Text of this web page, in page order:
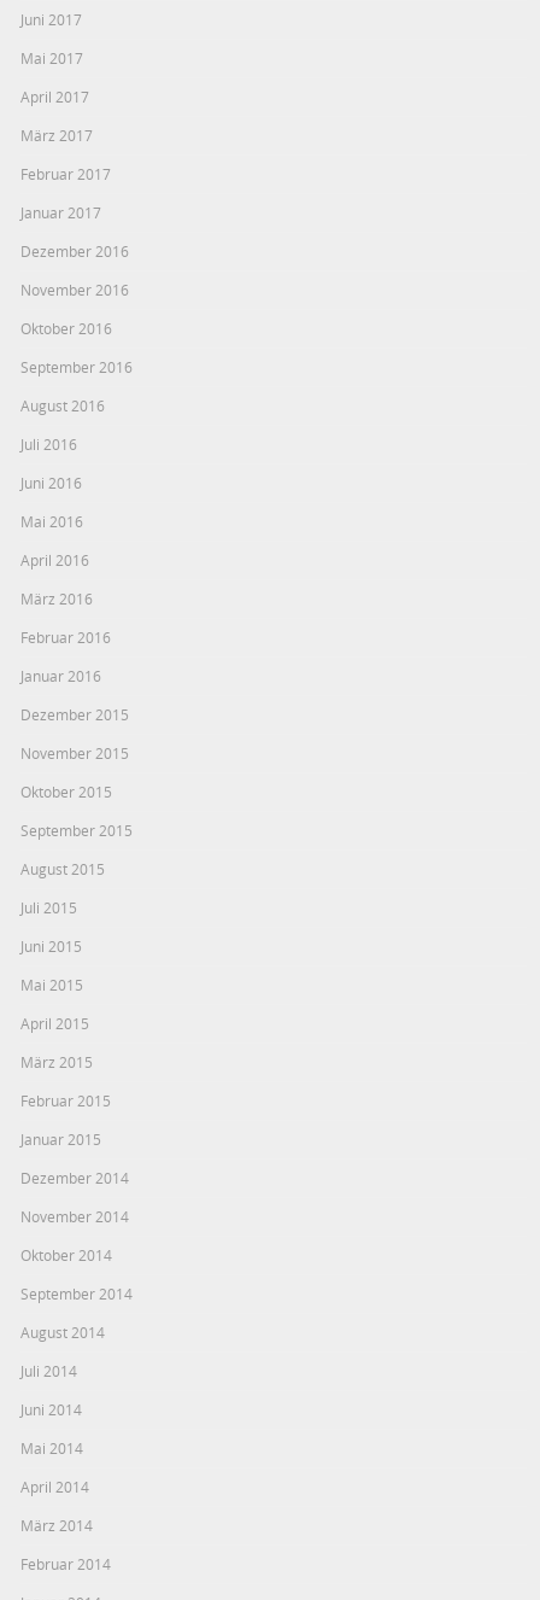
Juni 2017
Mai 2017
April 2017
März 2017
Februar 2017
Januar 2017
Dezember 2016
November 2016
Oktober 2016
September 2016
August 2016
Juli 2016
Juni 2016
Mai 2016
April 2016
März 2016
Februar 2016
Januar 2016
Dezember 2015
November 2015
Oktober 2015
September 2015
August 2015
Juli 2015
Juni 2015
Mai 2015
April 2015
März 2015
Februar 2015
Januar 2015
Dezember 2014
November 2014
Oktober 2014
September 2014
August 2014
Juli 2014
Juni 2014
Mai 2014
April 2014
März 2014
Februar 2014